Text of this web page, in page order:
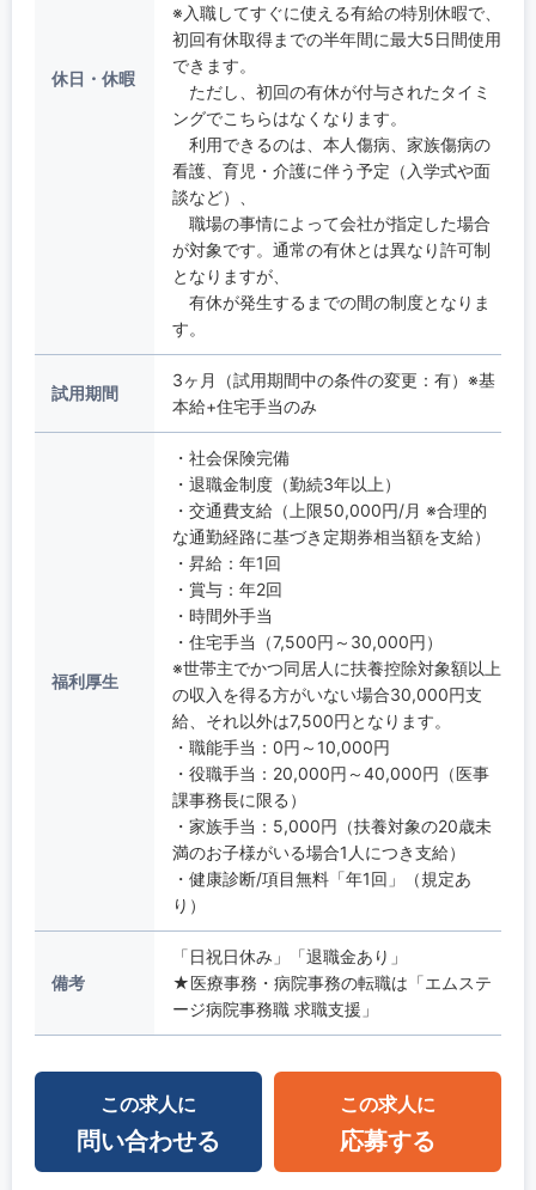
休日・休暇
※入職してすぐに使える有給の特別休暇で、
初回有休取得までの半年間に最大5日間使用
できます。
ただし、初回の有休が付与されたタイミ
ングでこちらはなくなります。
利用できるのは、本人傷病、家族傷病の
看護、育児・介護に伴う予定（入学式や面
談など）、
職場の事情によって会社が指定した場合
が対象です。通常の有休とは異なり許可制
となりますが、
有休が発生するまでの間の制度となりま
す。
試用期間
3ヶ月（試用期間中の条件の変更：有）※基
本給+住宅手当のみ
福利厚生
・社会保険完備
・退職金制度（勤続3年以上）
・交通費支給（上限50,000円/月 ※合理的
な通勤経路に基づき定期券相当額を支給）
・昇給：年1回
・賞与：年2回
・時間外手当
・住宅手当（7,500円～30,000円）
※世帯主でかつ同居人に扶養控除対象額以上
の収入を得る方がいない場合30,000円支
給、それ以外は7,500円となります。
・職能手当：0円～10,000円
・役職手当：20,000円～40,000円（医事
課事務長に限る）
・家族手当：5,000円（扶養対象の20歳未
満のお子様がいる場合1人につき支給）
・健康診断/項目無料「年1回」（規定あ
り）
備考
「日祝日休み」「退職金あり」
★医療事務・病院事務の転職は「エムステ
ージ病院事務職 求職支援」
この求人に
問い合わせる
この求人に
応募する